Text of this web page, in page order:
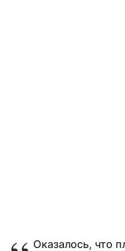
Оказалось, что